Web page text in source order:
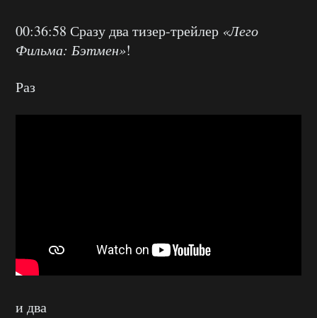
00:36:58 Сразу дватизер-трейлер «Лего
Фильма: Бэтмен»!
Раз
и два